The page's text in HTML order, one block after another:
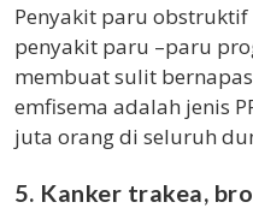
Penyakit paru obstruktif
penyakit paru –paru
membuat sulit
emfisema adalah jenis
juta orang di seluruh
5. Kanker trakea,